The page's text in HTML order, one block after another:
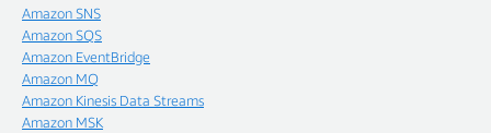
Amazon SNS
Amazon SQS
Amazon EventBridge
Amazon MQ
Amazon Kinesis Data Streams
Amazon MSK